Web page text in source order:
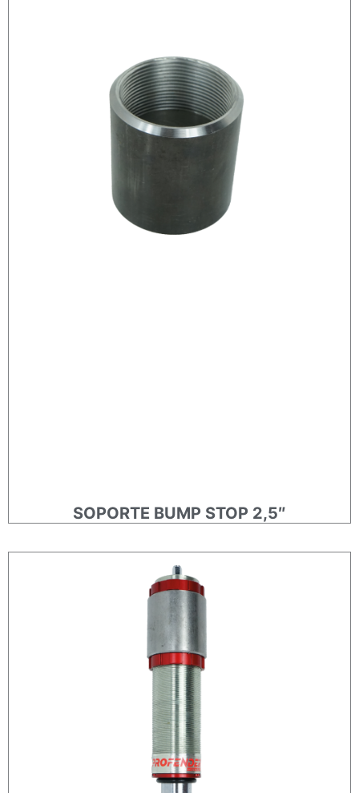
SOPORTE BUMP STOP 2,5″